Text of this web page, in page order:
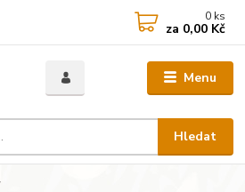
Menu
Hledat
0 ks
za 0,00 Kč